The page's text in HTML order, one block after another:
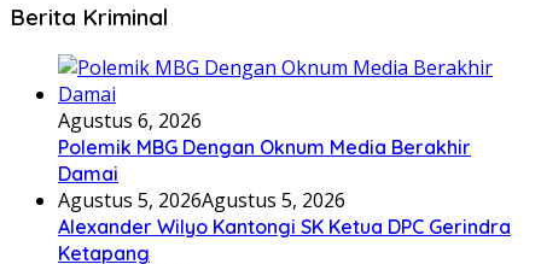
Berita Kriminal
Agustus 6, 2026
Polemik MBG Dengan Oknum Media Berakhir
Damai
Agustus 5, 2026Agustus 5, 2026
Alexander Wilyo Kantongi SK Ketua DPC Gerindra
Ketapang